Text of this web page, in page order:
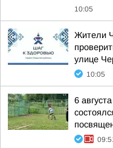
10:05
Жители
улице
10:05
6